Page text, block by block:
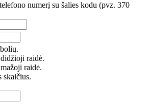
numerį su šalies kodu (pvz. 370
raidė.
raidė.
skaičius.